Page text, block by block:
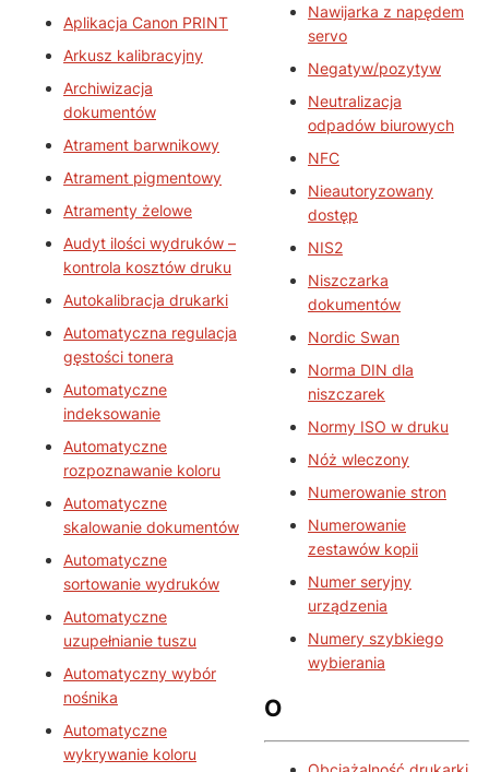
Aplikacja Canon PRINT
Arkusz kalibracyjny
Archiwizacja
dokumentów
Atrament barwnikowy
Atrament pigmentowy
Atramenty żelowe
Audyt ilości wydruków –
kontrola kosztów druku
Autokalibracja drukarki
Automatyczna regulacja
gęstości tonera
Automatyczne
indeksowanie
Automatyczne
rozpoznawanie koloru
Automatyczne
skalowanie dokumentów
Automatyczne
sortowanie wydruków
Automatyczne
uzupełnianie tuszu
Automatyczny wybór
nośnika
Automatyczne
wykrywanie koloru
Nawijarka z napędem
servo
Negatyw/pozytyw
Neutralizacja
odpadów biurowych
NFC
Nieautoryzowany
dostęp
NIS2
Niszczarka
dokumentów
Nordic Swan
Norma DIN dla
niszczarek
Normy ISO w druku
Nóż wleczony
Numerowanie stron
Numerowanie
zestawów kopii
Numer seryjny
urządzenia
Numery szybkiego
wybierania
O